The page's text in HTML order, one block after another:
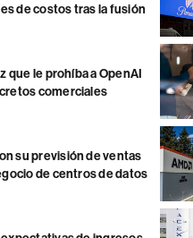
de costos tras la fusión
que le prohíba a OpenAI
comerciales
su previsión de ventas
de centros de datos